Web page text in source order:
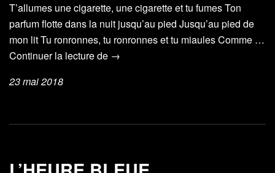
T’allumes une cigarette, une cigarette et tu fumes Ton
parfum flotte dans la nuit jusqu’au pied Jusqu’au pied de
mon lit Tu ronronnes, tu ronronnes et tu miaules Comme …
Continuer la lecture de Fais
→
23 mai 2018